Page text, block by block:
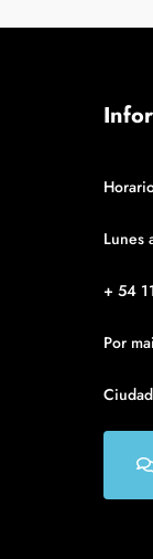
Lunes
+ 54
Por